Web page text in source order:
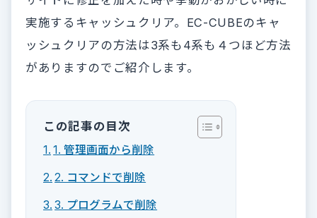
実施するキャッシュクリア。EC-CUBEのキャ
ッシュクリアの方法は3系も4系も４つほど方法
がありますのでご紹介します。
この記事の目次
1. 管理画面から削除
2. コマンドで削除
3. プログラムで削除